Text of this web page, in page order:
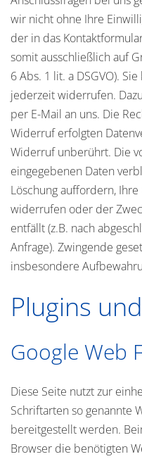
wir nicht ohne Ihre
der in das
somit ausschließlich auf
6 Abs. 1 lit. a DSGVO).
jederzeit widerrufen.
per E-Mail an uns. Die
Widerruf erfolgten
Widerruf unberührt. Die
eingegebenen Daten
Löschung auffordern,
widerrufen oder der
entfällt (z.B. nach
Anfrage). Zwingende
insbesondere
Plugins
Google Web
Diese Seite nutzt zur
Schriftarten so genannte
bereitgestellt werden.
Browser die benötigten